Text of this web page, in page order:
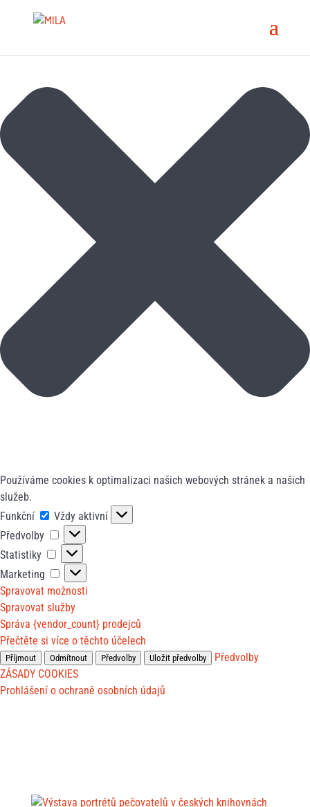
Používáme cookies k optimalizaci našich webových stránek a našich
služeb.
Funkční
Funkční
Vždy aktivní
Předvolby
Předvolby
Statistiky
Statistiky
Marketing
Marketing
Spravovat možnosti
Spravovat služby
Správa {vendor_count} prodejců
Přečtěte si více o těchto účelech
Příjmout Odmítnout Předvolby Uložit předvolby
Předvolby
ZÁSADY COOKIES
Prohlášení o ochraně osobních údajů